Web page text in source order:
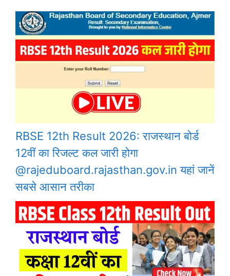
RBSE 12th Result 2026: राजस्थान बोर्ड
12वीं का रिजल्ट कल जारी होगा
@rajeduboard.rajasthan.gov.in यहां जानें
सबसे आसान तरीका